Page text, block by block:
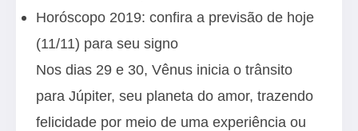
Horóscopo 2019: confira a previsão de hoje
(11/11) para seu signo
Nos dias 29 e 30, Vênus inicia o trânsito
para Júpiter, seu planeta do amor, trazendo
felicidade por meio de uma experiência ou